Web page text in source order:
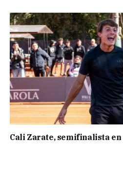
Cali Zarate, semifinalista en